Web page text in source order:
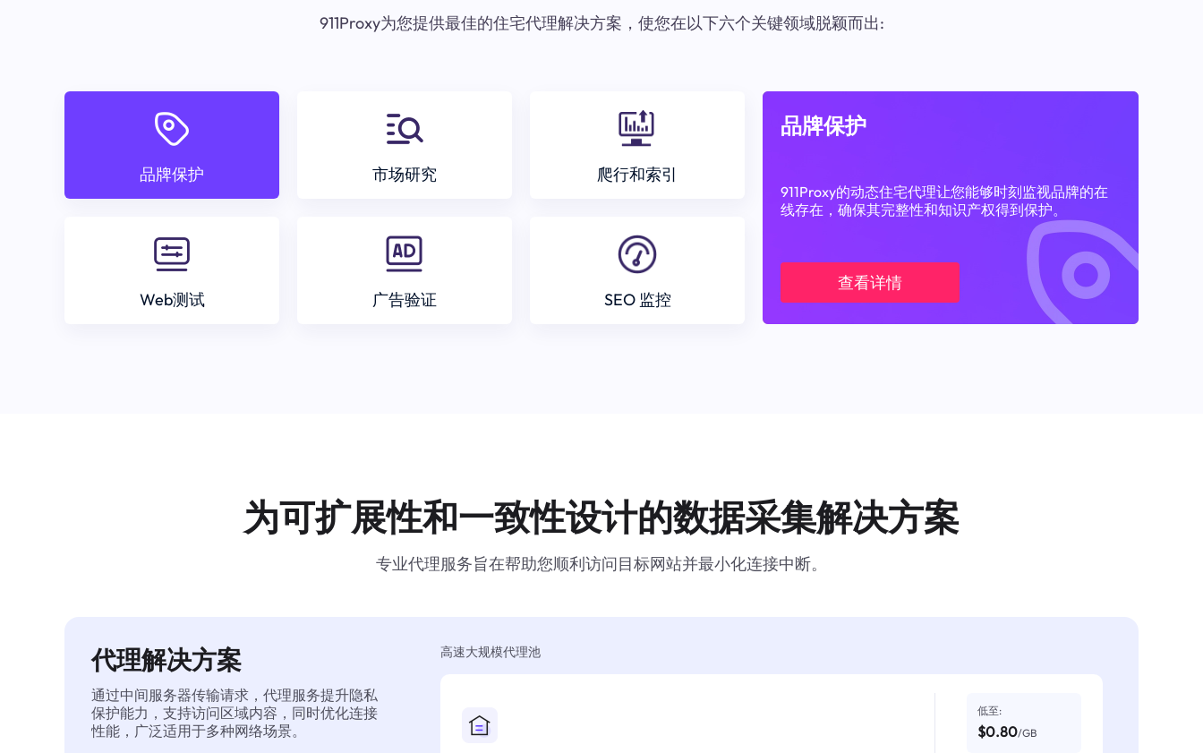
911Proxy为您提供最佳的住宅代理解决方案，使您在以下六个关键领域脱颖而出:
品牌保护 市场研究 爬行和索引
Web测试 广告验证 SEO 监控
品牌保护
911Proxy的动态住宅代理让您能够时刻监视品牌的在
线存在，确保其完整性和知识产权得到保护。
查看详情
为可扩展性和一致性设计的数据采集解决方案
专业代理服务旨在帮助您顺利访问目标网站并最小化连接中断。
代理解决方案
通过中间服务器传输请求，代理服务提升隐私
保护能力，支持访问区域内容，同时优化连接
性能，广泛适用于多种网络场景。
高速大规模代理池
低至:
$0.80/GB